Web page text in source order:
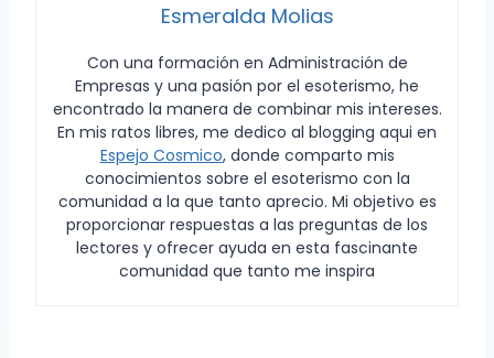
Esmeralda Molias
Con una formación en Administración de
Empresas y una pasión por el esoterismo, he
encontrado la manera de combinar mis intereses.
En mis ratos libres, me dedico al blogging aqui en
Espejo Cosmico, donde comparto mis
conocimientos sobre el esoterismo con la
comunidad a la que tanto aprecio. Mi objetivo es
proporcionar respuestas a las preguntas de los
lectores y ofrecer ayuda en esta fascinante
comunidad que tanto me inspira